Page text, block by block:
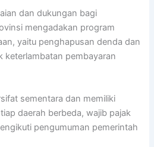
dan dukungan bagi
mengadakan program
yaitu penghapusan denda dan
keterlambatan pembayaran
sementara dan memiliki
daerah berbeda, wajib pajak
pengumuman pemerintah